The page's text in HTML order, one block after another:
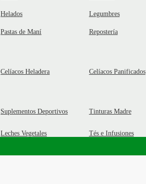
Helados Legumbres
Pastas de Maní Repostería
Celíacos Heladera Celíacos Panificados
Suplementos Deportivos Tinturas Madre
Leches Vegetales Tés e Infusiones